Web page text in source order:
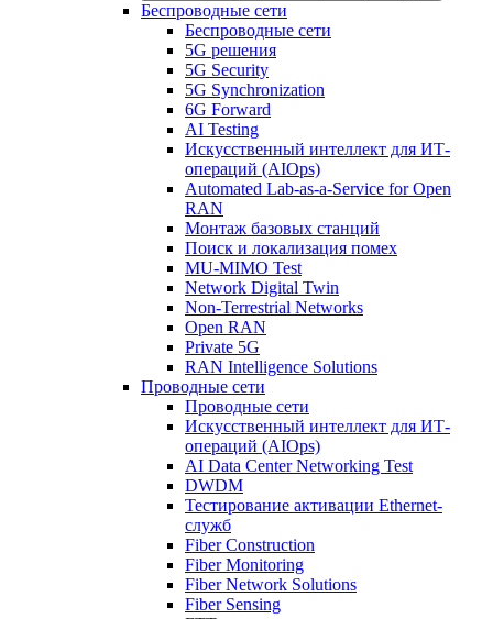
Беспроводные сети
Беспроводные сети
5G решения
5G Security
5G Synchronization
6G Forward
AI Testing
Искусственный интеллект для ИТ-
операций (AIOps)
Automated Lab-as-a-Service for Open
RAN
Монтаж базовых станций
Поиск и локализация помех
MU-MIMO Test
Network Digital Twin
Non-Terrestrial Networks
Open RAN
Private 5G
RAN Intelligence Solutions
Проводные сети
Проводные сети
Искусственный интеллект для ИТ-
операций (AIOps)
AI Data Center Networking Test
DWDM
Тестирование активации Ethernet-
служб
Fiber Construction
Fiber Monitoring
Fiber Network Solutions
Fiber Sensing